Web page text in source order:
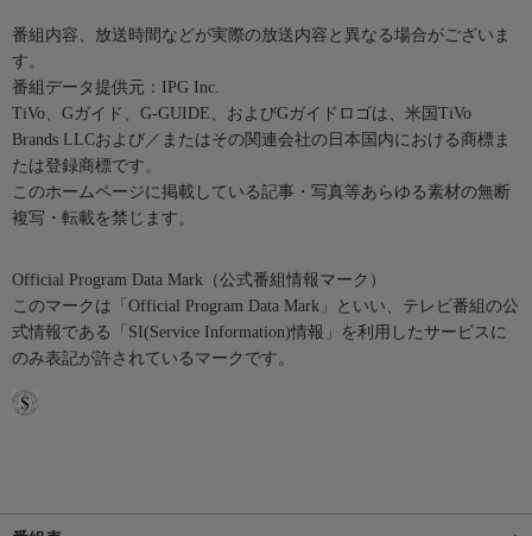
番組内容、放送時間などが実際の放送内容と異なる場合がございま
す。
番組データ提供元：IPG Inc.
TiVo、Gガイド、G-GUIDE、およびGガイドロゴは、米国TiVo
Brands LLCおよび／またはその関連会社の日本国内における商標ま
たは登録商標です。
このホームページに掲載している記事・写真等あらゆる素材の無断
複写・転載を禁じます。
Official Program Data Mark（公式番組情報マーク）
このマークは「Official Program Data Mark」といい、テレビ番組の公
式情報である「SI(Service Information)情報」を利用したサービスに
のみ表記が許されているマークです。